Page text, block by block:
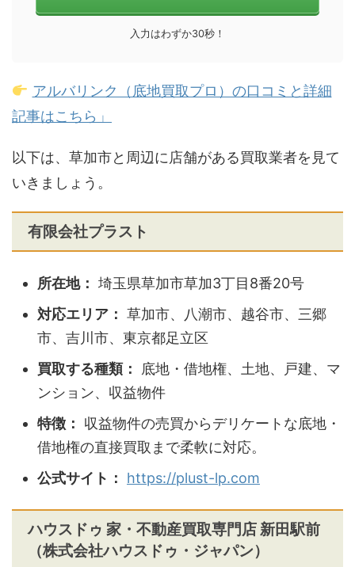
入力はわずか30秒！
アルバリンク（底地買取プロ）の口コミと詳細
記事はこちら」
以下は、草加市と周辺に店舗がある買取業者を見て
いきましょう。
有限会社プラスト
所在地： 埼玉県草加市草加3丁目8番20号
対応エリア： 草加市、八潮市、越谷市、三郷
市、吉川市、東京都足立区
買取する種類：
底地・借地権、土地、戸建、マ
ンション、収益物件
特徴：
収益物件の売買からデリケートな底地・
借地権の直接買取まで柔軟に対応。
公式サイト：
https://plust-lp.com
ハウスドゥ 家・不動産買取専門店 新田駅前
（株式会社ハウスドゥ・ジャパン）